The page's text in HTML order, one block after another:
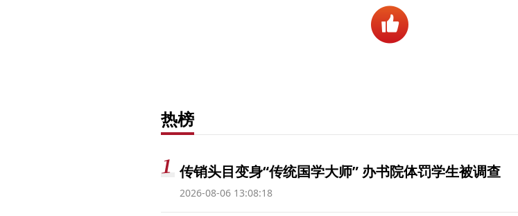
热榜
传销头目变身“传统国学大师” 办书院体罚学生被调查
2026-08-06 13:08:18